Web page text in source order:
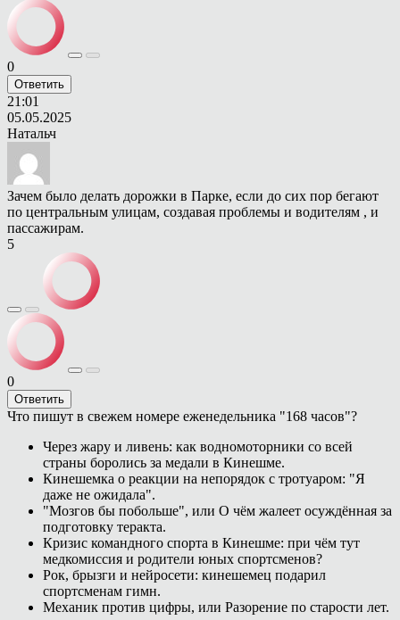
0
Ответить
21:01
05.05.2025
Натальч
Зачем было делать дорожки в Парке, если до сих пор бегают
по центральным улицам, создавая проблемы и водителям , и
пассажирам.
5
0
Ответить
Что пишут в свежем номере еженедельника "168 часов"?
Через жару и ливень: как водномоторники со всей
страны боролись за медали в Кинешме.
Кинешемка о реакции на непорядок с тротуаром: "Я
даже не ожидала".
"Мозгов бы побольше", или О чём жалеет осуждённая за
подготовку теракта.
Кризис командного спорта в Кинешме: при чём тут
медкомиссия и родители юных спортсменов?
Рок, брызги и нейросети: кинешемец подарил
спортсменам гимн.
Механик против цифры, или Разорение по старости лет.